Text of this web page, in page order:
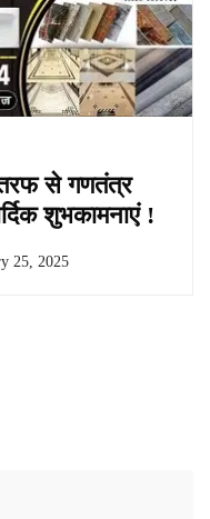
से गणतंत्र
शुभकामनाएं !
25, 2025